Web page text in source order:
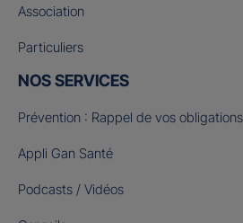
Association
Particuliers
NOS SERVICES
Prévention : Rappel de vos
Appli Gan Santé
Podcasts / Vidéos